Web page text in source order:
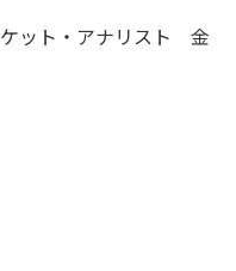
ット・アナリスト 金